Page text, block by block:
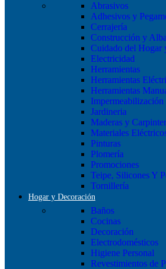
Abrasivos
Adhesivos y
Cerrajería
Construcción y
Cuidado del Hogar
Electricidad
Herramientas
Herramientas
Herramientas
Impermeabilización
Jardineria
Maderas y
Materiales
Pinturas
Plomería
Promociones
Teipe, Silicones Y
Tornillería
Hogar y Decoración
Baños
Cocinas
Decoración
Electrodomésticos
Higiene Personal
Revestimientos de